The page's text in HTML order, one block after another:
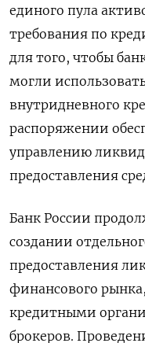
единого пула
требования по
для того, чтобы
могли
внутридневного
распоряжении
управлению
предоставления
Банк России
создании
предоставления
финансового
кредитными
брокеров.